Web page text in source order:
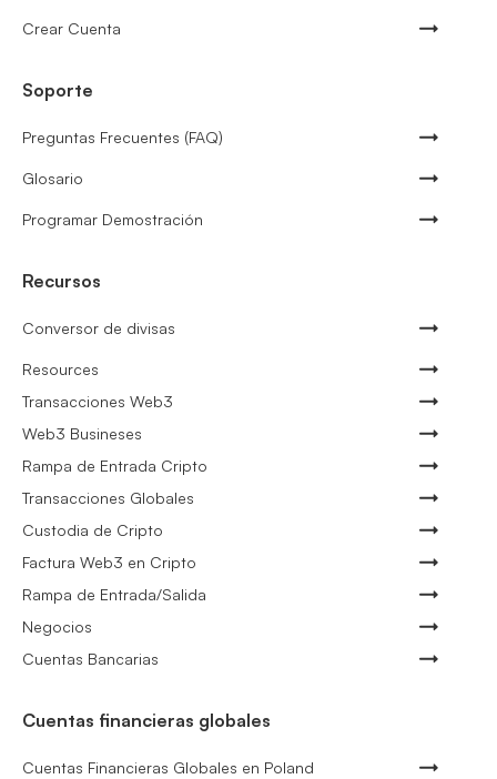
Crear Cuenta
Soporte
Preguntas Frecuentes (FAQ)
Glosario
Programar Demostración
Recursos
Conversor de divisas
Resources
Transacciones Web3
Web3 Busineses
Rampa de Entrada Cripto
Transacciones Globales
Custodia de Cripto
Factura Web3 en Cripto
Rampa de Entrada/Salida
Negocios
Cuentas Bancarias
Cuentas financieras globales
Cuentas Financieras Globales en Poland